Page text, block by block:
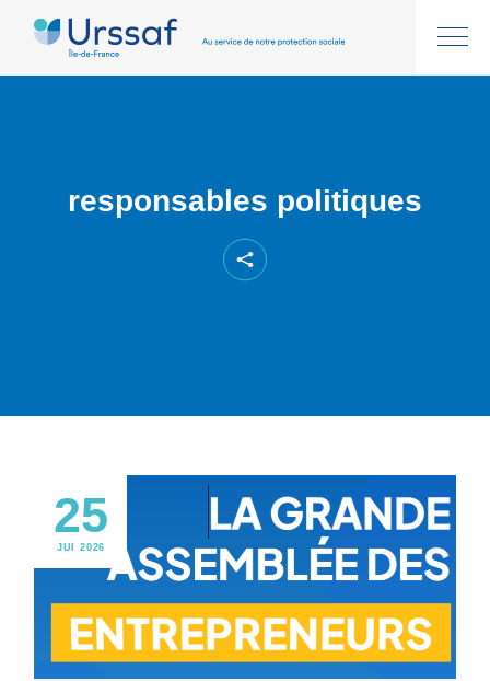
responsables politiques
25
JUI 2026